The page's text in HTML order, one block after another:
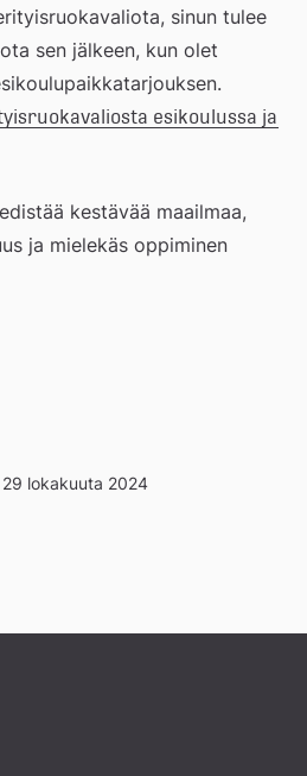
webbplats
sinun tulee
sen jälkeen, kun olet
esikoulussa ja
kestävää maailmaa,
ja mielekäs oppiminen
lokakuuta 2024